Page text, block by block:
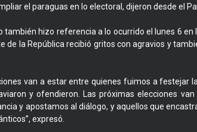
el paraguas en lo electoral, dijeron desde el
también hizo referencia a lo ocurrido el lunes 6 en
de la República recibió gritos con agravios y
van a estar entre quienes fuimos a festejar
y ofendieron. Las próximas elecciones
y apostamos al diálogo, y aquellos que
expresó.